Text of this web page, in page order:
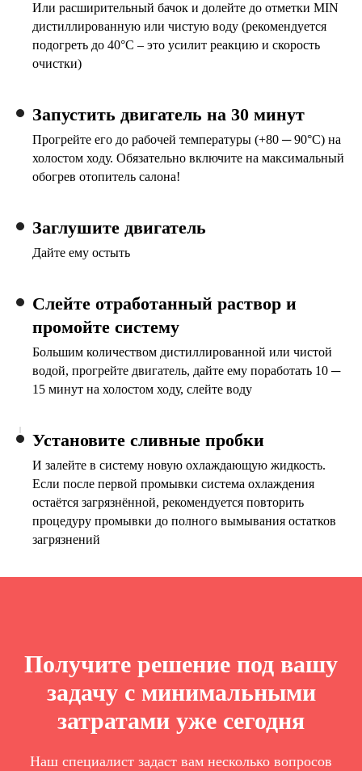
Или расширительный бачок и долейте до отметки MIN
дистиллированную или чистую воду (рекомендуется
подогреть до 40°С – это усилит реакцию и скорость
очистки)
Запустить двигатель на 30 минут
Прогрейте его до рабочей температуры (+80 ─ 90°С) на
холостом ходу. Обязательно включите на максимальный
обогрев отопитель салона!
Заглушите двигатель
Дайте ему остыть
Слейте отработанный раствор и
промойте систему
Большим количеством дистиллированной или чистой
водой, прогрейте двигатель, дайте ему поработать 10 ─
15 минут на холостом ходу, слейте воду
Установите сливные пробки
И залейте в систему новую охлаждающую жидкость.
Если после первой промывки система охлаждения
остаётся загрязнённой, рекомендуется повторить
процедуру промывки до полного вымывания остатков
загрязнений
Получите решение под вашу
задачу с минимальными
затратами уже сегодня
Наш специалист задаст вам несколько вопросов